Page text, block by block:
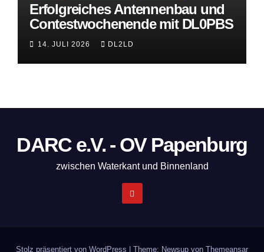
Erfolgreiches Antennenbau und
Contestwochenende mit DL0PBS
14. JULI 2026 DL2LD
DARC e.V. - OV Papenburg
zwischen Waterkant und Binnenland
Stolz präsentiert von WordPress | Theme: Newsup von Themeansar